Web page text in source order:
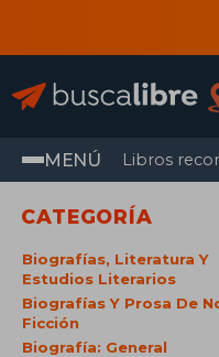
MENÚ Libros
CATEGORÍA
Biografías, Literatura Y
Estudios Literarios
Biografías Y Prosa De
Ficción
Biografía: General